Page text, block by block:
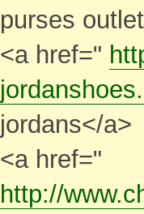
purses
<a href="
jordans</a>
<a href="
http://